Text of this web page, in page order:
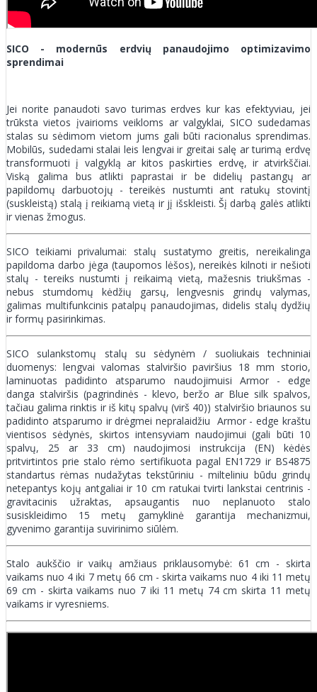
SICO - modernūs erdvių panaudojimo optimizavimo
sprendimai
Jei norite panaudoti savo turimas erdves kur kas efektyviau, jei
trūksta vietos įvairioms veikloms ar valgyklai, SICO sudedamas
stalas su sėdimom vietom jums gali būti racionalus sprendimas.
Mobilūs, sudedami stalai leis lengvai ir greitai salę ar turimą erdvę
transformuoti į valgyklą ar kitos paskirties erdvę, ir atvirkščiai.
Viską galima bus atlikti paprastai ir be didelių pastangų ar
papildomų darbuotojų - tereikės nustumti ant ratukų stovintį
(suskleistą) stalą į reikiamą vietą ir jį išskleisti. Šį darbą galės atlikti
ir vienas žmogus.
SICO teikiami privalumai: stalų sustatymo greitis, nereikalinga
papildoma darbo jėga (taupomos lėšos), nereikės kilnoti ir nešioti
stalų - tereiks nustumti į reikaimą vietą, mažesnis triukšmas -
nebus stumdomų kėdžių garsų, lengvesnis grindų valymas,
galimas multifunkcinis patalpų panaudojimas, didelis stalų dydžių
ir formų pasirinkimas.
SICO sulankstomų stalų su sėdynėm / suoliukais techniniai
duomenys: lengvai valomas stalviršio paviršius 18 mm storio,
laminuotas padidinto atsparumo naudojimuisi Armor - edge
danga stalviršis (pagrindinės - klevo, beržo ar Blue silk spalvos,
tačiau galima rinktis ir iš kitų spalvų (virš 40)) stalviršio briaunos su
padidinto atsparumo ir drėgmei nepralaidžiu Armor - edge kraštu
vientisos sėdynės, skirtos intensyviam naudojimui (gali būti 10
spalvų, 25 ar 33 cm) naudojimosi instrukcija (EN) kėdės
pritvirtintos prie stalo rėmo sertifikuota pagal EN1729 ir BS4875
standartus rėmas nudažytas tekstūriniu - milteliniu būdu grindų
netepantys kojų antgaliai ir 10 cm ratukai tvirti lankstai centrinis -
gravitacinis užraktas, apsaugantis nuo neplanuoto stalo
susiskleidimo 15 metų gamyklinė garantija mechanizmui,
gyvenimo garantija suvirinimo siūlėm.
Stalo aukščio ir vaikų amžiaus priklausomybė: 61 cm - skirta
vaikams nuo 4 iki 7 metų 66 cm - skirta vaikams nuo 4 iki 11 metų
69 cm - skirta vaikams nuo 7 iki 11 metų 74 cm skirta 11 metų
vaikams ir vyresniems.